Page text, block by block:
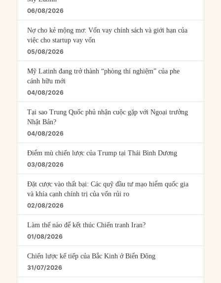
06/08/2026
Nợ cho kẻ mộng mơ: Vốn vay chính sách và giới hạn của
việc cho startup vay vốn
05/08/2026
Mỹ Latinh đang trở thành “phòng thí nghiệm” của phe
cánh hữu mới
04/08/2026
Tại sao Trung Quốc phủ nhận cuộc gặp với Ngoại trưởng
Nhật Bản?
04/08/2026
Điểm mù chiến lược của Trump tại Thái Bình Dương
03/08/2026
Đặt cược vào thất bại: Các quỹ đầu tư mạo hiểm quốc gia
và khía cạnh chính trị của vốn rủi ro
02/08/2026
Làm thế nào để kết thúc Chiến tranh Iran?
01/08/2026
Chiến lược kế tiếp của Bắc Kinh ở Biển Đông
31/07/2026